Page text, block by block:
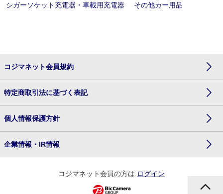
シガーソケット充電器・車載用充電器
その他カー用品
コジマネット会員規約
特定商取引法に基づく表記
個人情報保護方針
企業情報・IR情報
コジマネット会員の方は ログイン